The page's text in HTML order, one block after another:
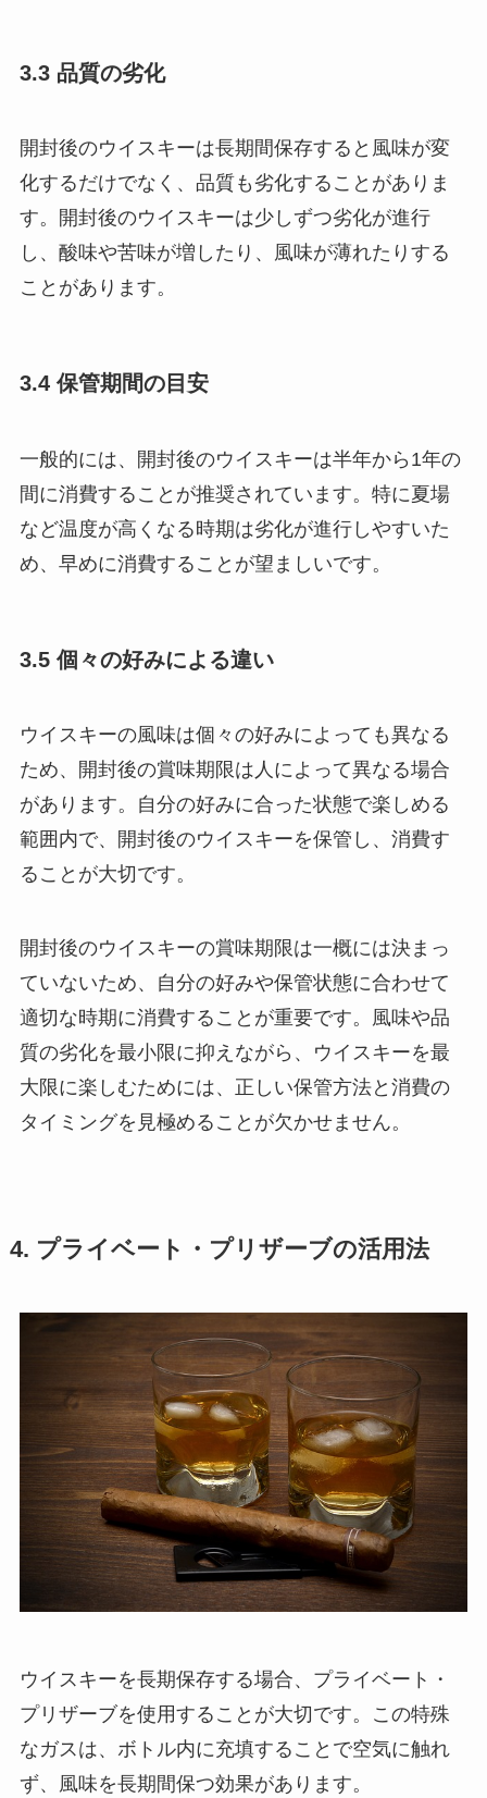
3.3 品質の劣化
開封後のウイスキーは長期間保存すると風味が変
化するだけでなく、品質も劣化することがありま
す。開封後のウイスキーは少しずつ劣化が進行
し、酸味や苦味が増したり、風味が薄れたりする
ことがあります。
3.4 保管期間の目安
一般的には、開封後のウイスキーは半年から1年の
間に消費することが推奨されています。特に夏場
など温度が高くなる時期は劣化が進行しやすいた
め、早めに消費することが望ましいです。
3.5 個々の好みによる違い
ウイスキーの風味は個々の好みによっても異なる
ため、開封後の賞味期限は人によって異なる場合
があります。自分の好みに合った状態で楽しめる
範囲内で、開封後のウイスキーを保管し、消費す
ることが大切です。
開封後のウイスキーの賞味期限は一概には決まっ
ていないため、自分の好みや保管状態に合わせて
適切な時期に消費することが重要です。風味や品
質の劣化を最小限に抑えながら、ウイスキーを最
大限に楽しむためには、正しい保管方法と消費の
タイミングを見極めることが欠かせません。
4. プライベート・プリザーブの活用法
ウイスキーを長期保存する場合、プライベート・
プリザーブを使用することが大切です。この特殊
なガスは、ボトル内に充填することで空気に触れ
ず、風味を長期間保つ効果があります。